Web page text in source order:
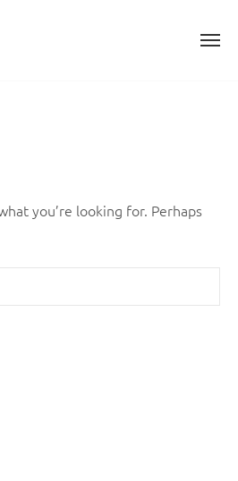
you’re looking for. Perhaps